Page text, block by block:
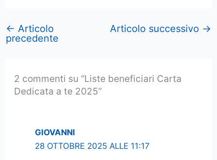
← Articolo
precedente
Articolo successivo →
2 commenti su “Liste beneficiari Carta
Dedicata a te 2025”
GIOVANNI
28 OTTOBRE 2025 ALLE 11:17